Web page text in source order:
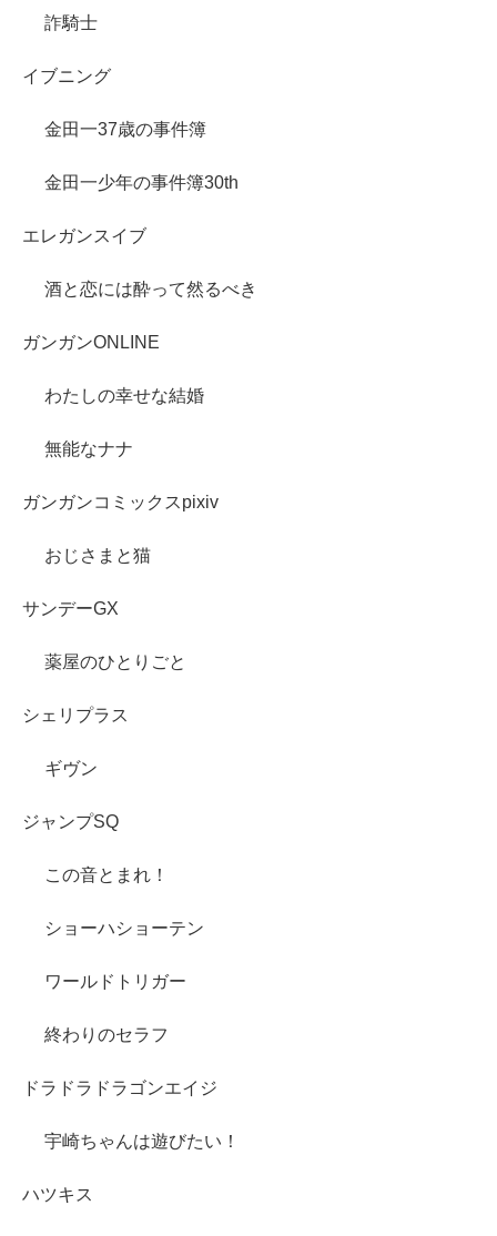
詐騎士
イブニング
金田一37歳の事件簿
金田一少年の事件簿30th
エレガンスイブ
酒と恋には酔って然るべき
ガンガンONLINE
わたしの幸せな結婚
無能なナナ
ガンガンコミックスpixiv
おじさまと猫
サンデーGX
薬屋のひとりごと
シェリプラス
ギヴン
ジャンプSQ
この音とまれ！
ショーハショーテン
ワールドトリガー
終わりのセラフ
ドラドラドラゴンエイジ
宇崎ちゃんは遊びたい！
ハツキス